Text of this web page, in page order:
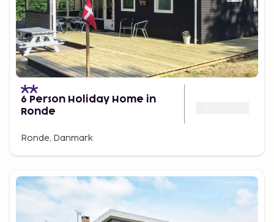
6 Person Holiday Home in
Ronde
Ronde, Danmark